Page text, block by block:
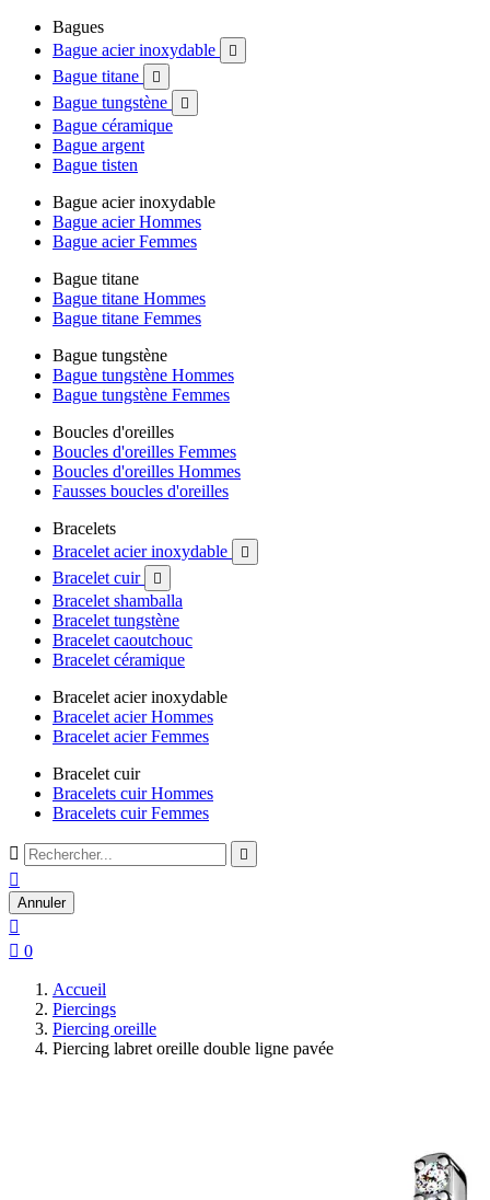
Bagues
Bague acier inoxydable

Bague titane 
Bague tungstène 
Bague céramique
Bague argent
Bague tisten
Bague acier inoxydable
Bague acier Hommes
Bague acier Femmes
Bague titane
Bague titane Hommes
Bague titane Femmes
Bague tungstène
Bague tungstène Hommes
Bague tungstène Femmes
Boucles d'oreilles
Boucles d'oreilles Femmes
Boucles d'oreilles Hommes
Fausses boucles d'oreilles
Bracelets
Bracelet acier inoxydable

Bracelet cuir 
Bracelet shamballa
Bracelet tungstène
Bracelet caoutchouc
Bracelet céramique
Bracelet acier inoxydable
Bracelet acier Hommes
Bracelet acier Femmes
Bracelet cuir
Bracelets cuir Hommes
Bracelets cuir Femmes
 

Annuler

 0
Accueil
Piercings
Piercing oreille
Piercing labret oreille double ligne pavée